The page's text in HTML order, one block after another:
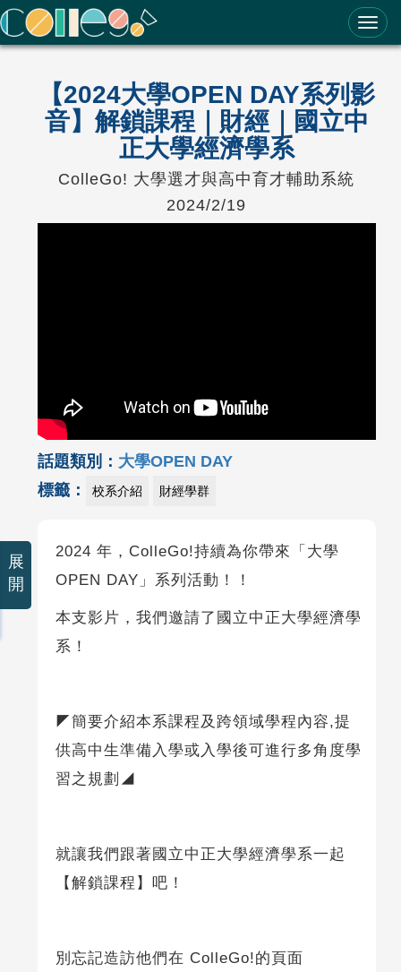
ColleGo! 大學選才與高中育才輔助系統
【2024大學OPEN DAY系列影
音】解鎖課程｜財經｜國立中
正大學經濟學系
ColleGo! 大學選才與高中育才輔助系統
2024/2/19
話題類別： 大學OPEN DAY
標籤：
校系介紹 財經學群
2024 年，ColleGo!持續為你帶來「大學
OPEN DAY」系列活動！！
本支影片，我們邀請了國立中正大學經濟學
系！
◤簡要介紹本系課程及跨領域學程內容,提
供高中生準備入學或入學後可進行多角度學
習之規劃◢
就讓我們跟著國立中正大學經濟學系一起
【解鎖課程】吧！
別忘記造訪他們在 ColleGo!的頁面
展
開